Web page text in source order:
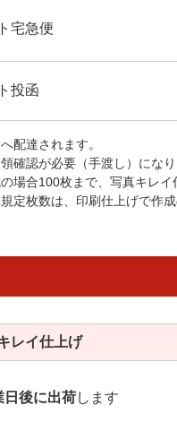
宅急便
投函
配達されます。
確認が必要（手渡し）になり
場合100枚まで、写真キレ
定枚数は、印刷仕上げで作
レイ仕上げ
日後に出荷します